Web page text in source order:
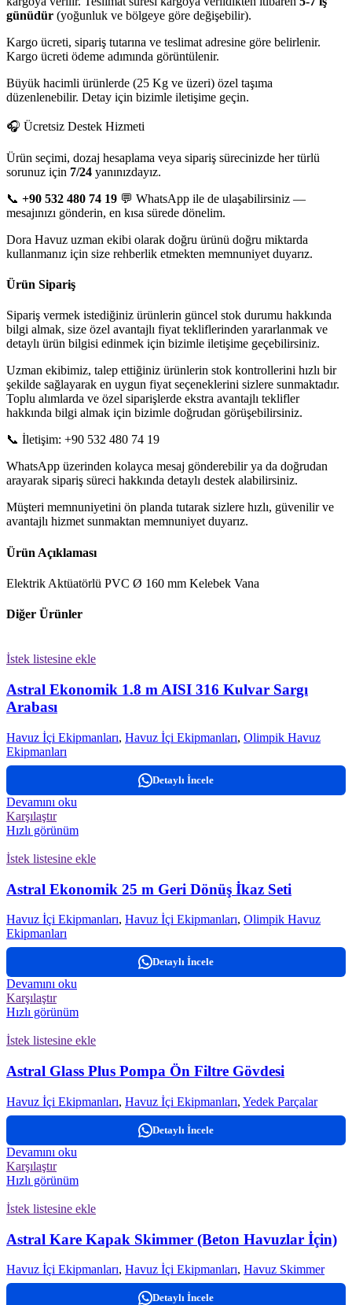
günüdür (yoğunluk ve bölgeye göre değişebilir).
Kargo ücreti, sipariş tutarına ve teslimat adresine göre belirlenir.
Kargo ücreti ödeme adımında görüntülenir.
Büyük hacimli ürünlerde (25 Kg ve üzeri) özel taşıma
düzenlenebilir. Detay için bizimle iletişime geçin.
🎧 Ücretsiz Destek Hizmeti
Ürün seçimi, dozaj hesaplama veya sipariş sürecinizde her türlü
sorunuz için 7/24 yanınızdayız.
📞 +90 532 480 74 19 💬 WhatsApp ile de ulaşabilirsiniz —
mesajınızı gönderin, en kısa sürede dönelim.
Dora Havuz uzman ekibi olarak doğru ürünü doğru miktarda
kullanmanız için size rehberlik etmekten memnuniyet duyarız.
Ürün Sipariş
Sipariş vermek istediğiniz ürünlerin güncel stok durumu hakkında
bilgi almak, size özel avantajlı fiyat tekliflerinden yararlanmak ve
detaylı ürün bilgisi edinmek için bizimle iletişime geçebilirsiniz.
Uzman ekibimiz, talep ettiğiniz ürünlerin stok kontrollerini hızlı bir
şekilde sağlayarak en uygun fiyat seçeneklerini sizlere sunmaktadır.
Toplu alımlarda ve özel siparişlerde ekstra avantajlı teklifler
hakkında bilgi almak için bizimle doğrudan görüşebilirsiniz.
📞 İletişim: +90 532 480 74 19
WhatsApp üzerinden kolayca mesaj gönderebilir ya da doğrudan
arayarak sipariş süreci hakkında detaylı destek alabilirsiniz.
Müşteri memnuniyetini ön planda tutarak sizlere hızlı, güvenilir ve
avantajlı hizmet sunmaktan memnuniyet duyarız.
Ürün Açıklaması
Elektrik Aktüatörlü PVC Ø 160 mm Kelebek Vana
Diğer Ürünler
İstek listesine ekle
Astral Ekonomik 1.8 m AISI 316 Kulvar Sargı
Arabası
Havuz İçi Ekipmanları, Havuz İçi Ekipmanları, Olimpik Havuz
Ekipmanları
Detaylı İncele
Devamını oku
Karşılaştır
Hızlı görünüm
İstek listesine ekle
Astral Ekonomik 25 m Geri Dönüş İkaz Seti
Havuz İçi Ekipmanları, Havuz İçi Ekipmanları, Olimpik Havuz
Ekipmanları
Detaylı İncele
Devamını oku
Karşılaştır
Hızlı görünüm
İstek listesine ekle
Astral Glass Plus Pompa Ön Filtre Gövdesi
Havuz İçi Ekipmanları, Havuz İçi Ekipmanları, Yedek Parçalar
Detaylı İncele
Devamını oku
Karşılaştır
Hızlı görünüm
İstek listesine ekle
Astral Kare Kapak Skimmer (Beton Havuzlar İçin)
Havuz İçi Ekipmanları, Havuz İçi Ekipmanları, Havuz Skimmer
Detaylı İncele